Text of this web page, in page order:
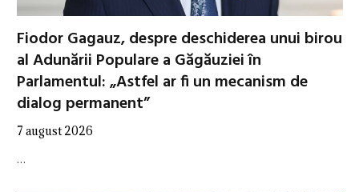
Fiodor Gagauz, despre deschiderea unui birou
al Adunării Populare a Găgăuziei în
Parlamentul: „Astfel ar fi un mecanism de
dialog permanent”
7 august 2026
…